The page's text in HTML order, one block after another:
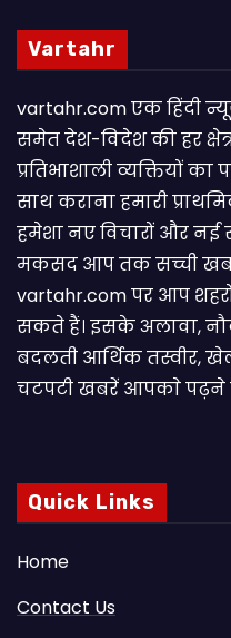
Vartahr
vartahr.com एक हिंदी
समेत देश-विदेश की हर
प्रतिभाशाली व्यक्तियों
साथ कराना हमारी
हमेशा नए विचारों और नई
मकसद आप तक सच्ची खबरें
vartahr.com पर आप
सकते हैं। इसके अलावा,
बदलती आर्थिक तस्वीर,
चटपटी खबरें आपकाे पढ़ने
Quick Links
Home
Contact Us